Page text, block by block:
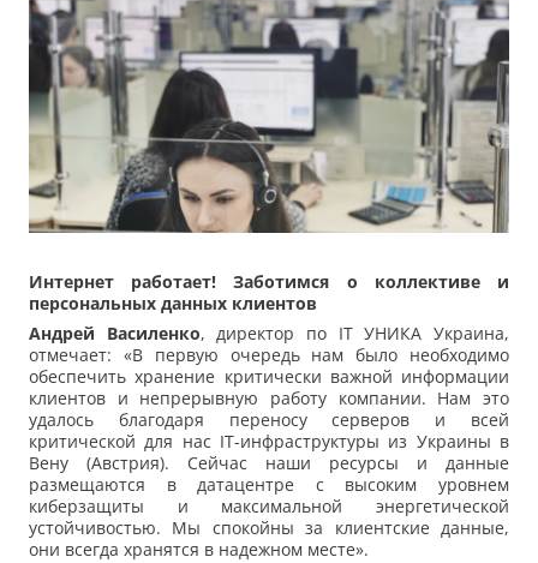
Интернет работает! Заботимся о коллективе и
персональных данных клиентов
Андрей Василенко, директор по IТ УНИКА Украина,
отмечает: «В первую очередь нам было необходимо
обеспечить хранение критически важной информации
клиентов и непрерывную работу компании. Нам это
удалось благодаря переносу серверов и всей
критической для нас IТ-инфраструктуры из Украины в
Вену (Австрия). Сейчас наши ресурсы и данные
размещаются в датацентре с высоким уровнем
киберзащиты и максимальной энергетической
устойчивостью. Мы спокойны за клиентские данные,
они всегда хранятся в надежном месте».